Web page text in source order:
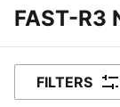
FAST-R3
FILTERS